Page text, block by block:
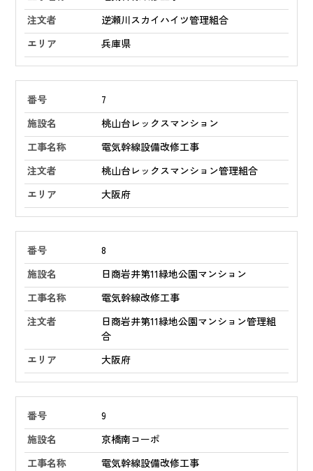
逆瀬川スカイハイツ管理組合
兵庫県
7
桃山台レックスマンション
電気幹線設備改修工事
桃山台レックスマンション管理組合
大阪府
8
日商岩井第11緑地公園マンション
電気幹線改修工事
日商岩井第11緑地公園マンション管理組
合
大阪府
9
京橋南コーポ
電気幹線設備改修工事